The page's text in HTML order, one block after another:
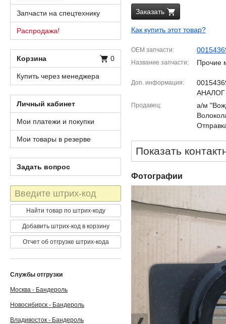
Заказать
Как купить этот товар?
OEM запчасти
Название запчасти Прочие
Доп. информация
АНАЛОГ
Продавец
а/м
Показать
Фотографии
Запчасти на спецтехнику
Распродажа!
Корзина 0
Купить через менеджера
Личный кабинет
Мои платежи и покупки
Мои товары в резерве
Задать вопрос
Штрих-
код
Найти товар по штрих-коду
Добавить штрих-код в корзину
Отчет об отгрузке штрих-кода
Службы отгрузки
Москва - Бандероль
Новосибирск - Бандероль
Владивосток - Бандероль